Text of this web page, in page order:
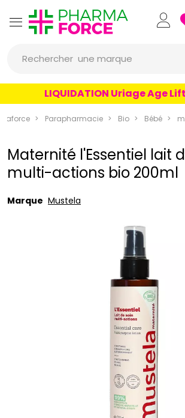
Rechercher
un produit
une marque
LIQUIDATION Uriage Age Lift
Parapharmacie Bio Bébé
Maternité l'Essentiel lait
multi-actions bio 200ml
Marque Mustela